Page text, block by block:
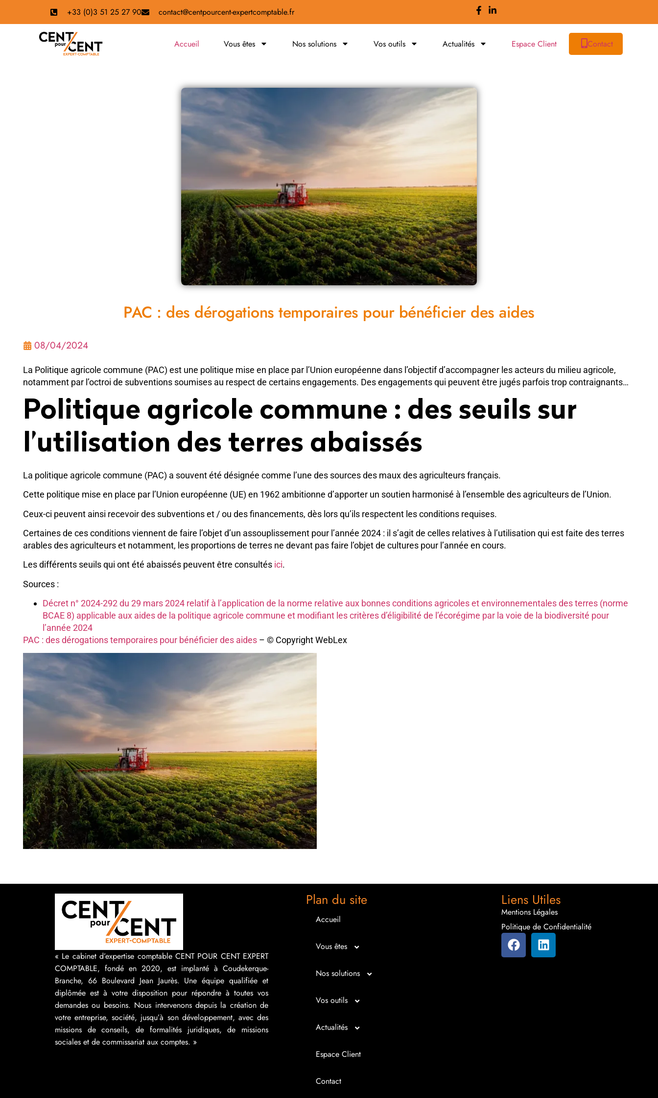
+33 (0)3 51 25 27 90 contact@centpourcent-expertcomptable.fr
Accueil Vous êtes Nos solutions Vos outils Actualités Espace Client Contact
PAC : des dérogations temporaires pour bénéficier des aides
08/04/2024
La Politique agricole commune (PAC) est une politique mise en place par l’Union européenne dans l’objectif d’accompagner les acteurs du milieu agricole,
notamment par l’octroi de subventions soumises au respect de certains engagements. Des engagements qui peuvent être jugés parfois trop contraignants…
Politique agricole commune : des seuils sur
l’utilisation des terres abaissés
La politique agricole commune (PAC) a souvent été désignée comme l’une des sources des maux des agriculteurs français.
Cette politique mise en place par l’Union européenne (UE) en 1962 ambitionne d’apporter un soutien harmonisé à l’ensemble des agriculteurs de l’Union.
Ceux-ci peuvent ainsi recevoir des subventions et / ou des financements, dès lors qu’ils respectent les conditions requises.
Certaines de ces conditions viennent de faire l’objet d’un assouplissement pour l’année 2024 : il s’agit de celles relatives à l’utilisation qui est faite des terres
arables des agriculteurs et notamment, les proportions de terres ne devant pas faire l’objet de cultures pour l’année en cours.
Les différents seuils qui ont été abaissés peuvent être consultés ici.
Sources :
Décret n° 2024-292 du 29 mars 2024 relatif à l’application de la norme relative aux bonnes conditions agricoles et environnementales des terres (norme
BCAE 8) applicable aux aides de la politique agricole commune et modifiant les critères d’éligibilité de l’écorégime par la voie de la biodiversité pour
l’année 2024
PAC : des dérogations temporaires pour bénéficier des aides – © Copyright WebLex
« Le cabinet d’expertise comptable CENT POUR CENT EXPERT
COMPTABLE, fondé en 2020, est implanté à Coudekerque-
Branche, 66 Boulevard Jean Jaurès. Une équipe qualifiée et
diplômée est à votre disposition pour répondre à toutes vos
demandes ou besoins. Nous intervenons depuis la création de
votre entreprise, société, jusqu’à son développement, avec des
missions de conseils, de formalités juridiques, de missions
sociales et de commissariat aux comptes. »
Plan du site
Accueil
Vous êtes
Micro entrepreneur
Créateur d’entreprise
Repreneur d’entreprise
Nos solutions
Entrepreunariat
Gestion
Juridique
Vos outils
Bilan imagé
Tableau de bord
Simul’Auto
Actualités
Actualités
La petite histoire du jour
Espace Client
Contact
Liens Utiles
Mentions Légales
Politique de Confidentialité